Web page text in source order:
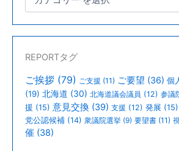
REPORTタグ
ご挨拶 (79) ご支援 (11) ご要望 (36) 個
(19) 北海道 (30) 北海道議会議員 (12) 参議
援 (15) 意見交換 (39) 支援 (12) 発展 (15)
党公認候補 (14) 衆議院選挙 (9) 要望書 (11)
催 (38)